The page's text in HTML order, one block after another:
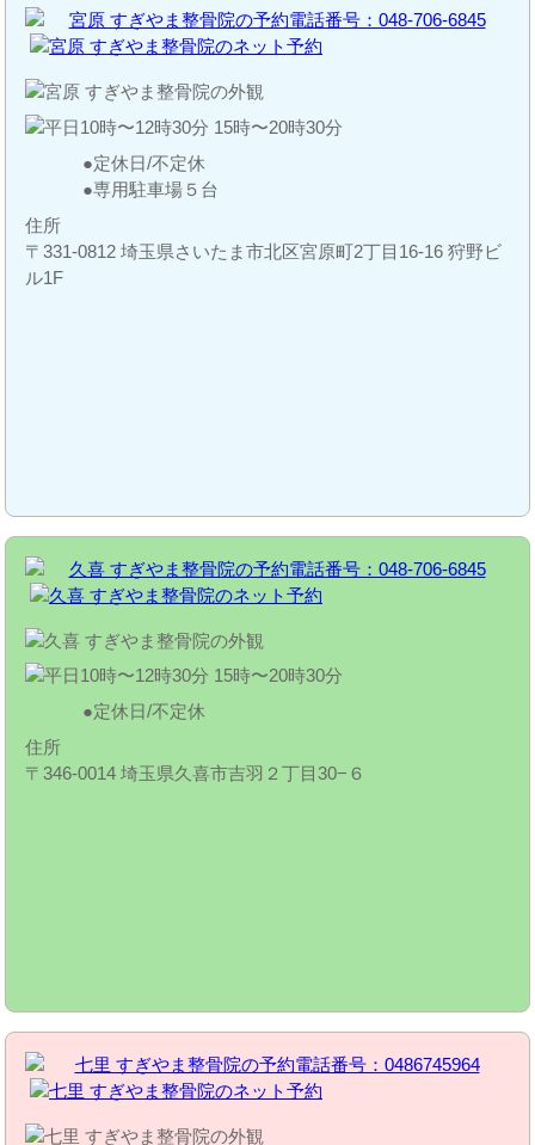
定休日/不定休
専用駐車場５台
住所
〒331-0812 埼玉県さいたま市北区宮原町2丁目16-16 狩野ビ
ル1F
定休日/不定休
住所
〒346-0014 埼玉県久喜市吉羽２丁目30−６